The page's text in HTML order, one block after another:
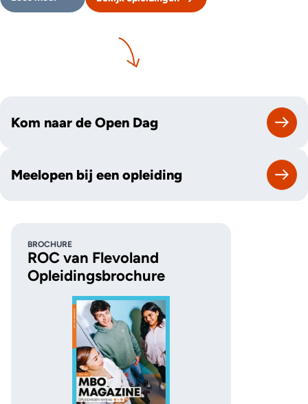
Kom naar de Open Dag
Meelopen bij een opleiding
BROCHURE
ROC van Flevoland
Opleidingsbrochure